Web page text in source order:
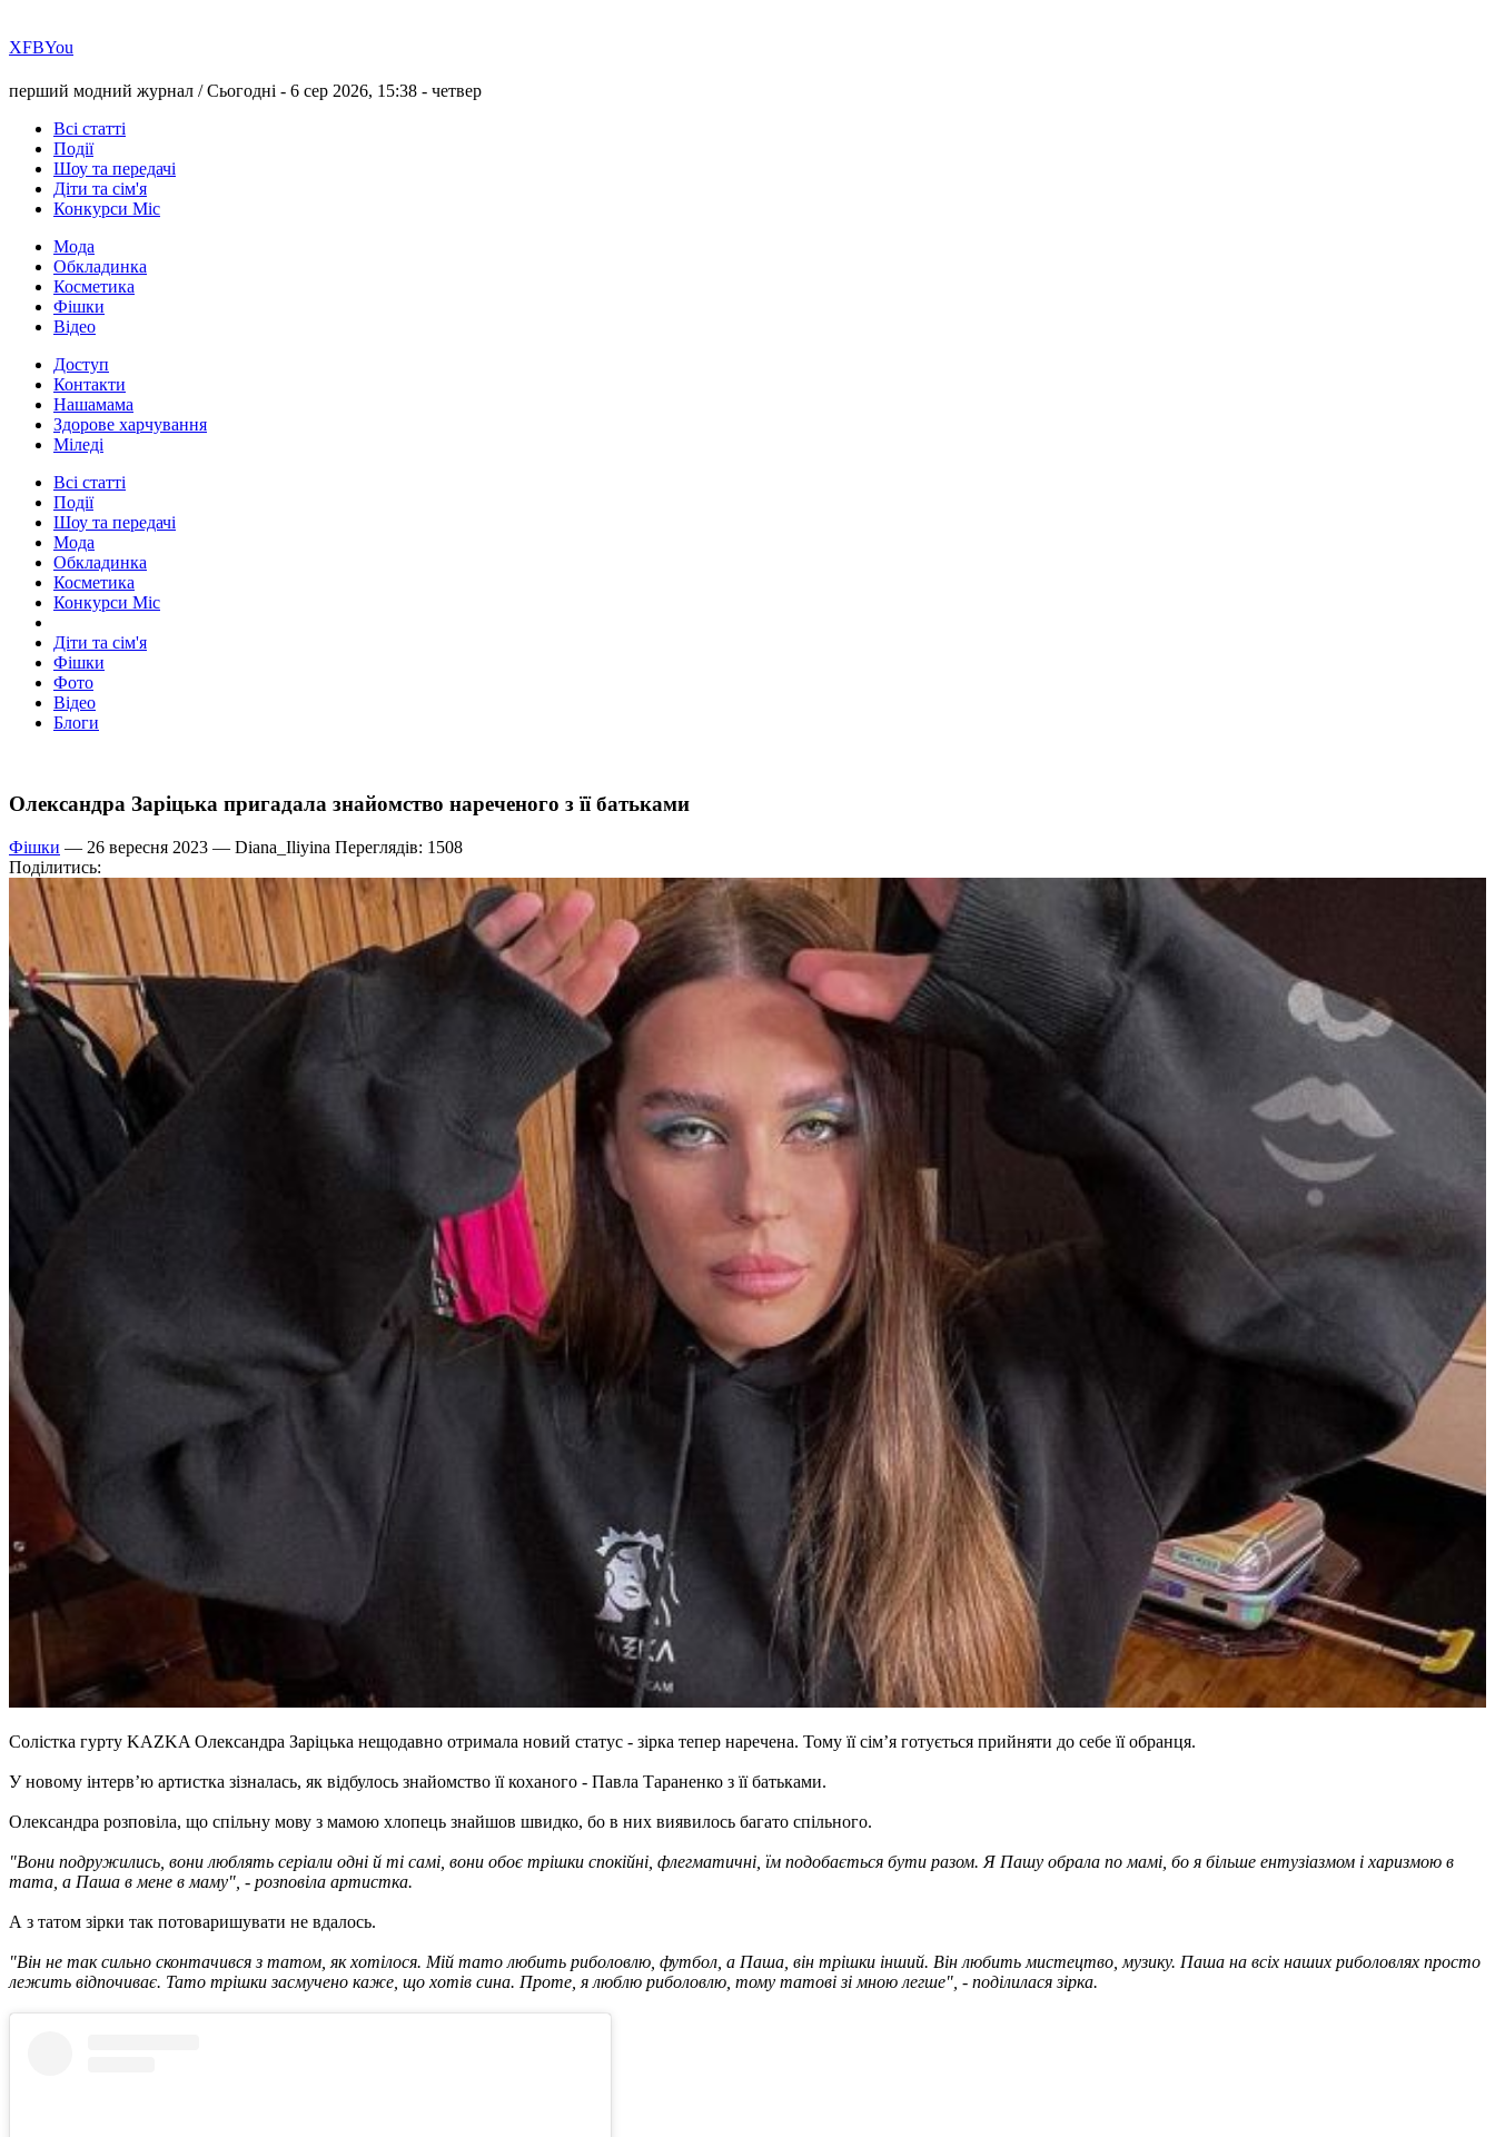
ХFBYou
перший модний журнал /Сьогодні - 6 сер 2026, 15:38 - четвер
Всі статті
Події
Шоу та передачі
Діти та сім'я
Конкурси Міс
Мода
Обкладинка
Косметика
Фішки
Відео
Доступ
Контакти
Нашамама
Здорове харчування
Міледі
Всі статті
Події
Шоу та передачі
Мода
Обкладинка
Косметика
Конкурси Міс
Діти та сім'я
Фішки
Фото
Відео
Блоги
Олександра Заріцька пригадала знайомство нареченого з її батьками
Фішки — 26 вересня 2023 — Diana_Iliyina Переглядів: 1508
Поділитись:
Солістка гурту KAZKA Олександра Заріцька нещодавно отримала новий статус - зірка тепер наречена. Тому її сім’я готується прийняти до себе її обранця.
У новому інтерв’ю артистка зізналась, як відбулось знайомство її коханого - Павла Тараненко з її батьками.
Олександра розповіла, що спільну мову з мамою хлопець знайшов швидко, бо в них виявилось багато спільного.
"Вони подружились, вони люблять серіали одні й ті самі, вони обоє трішки спокійні, флегматичні, їм подобається бути разом. Я Пашу обрала по мамі, бо я більше ентузіазмом і харизмою в
тата, а Паша в мене в маму", - розповіла артистка.
А з татом зірки так потоваришувати не вдалось.
"Він не так сильно сконтачився з татом, як хотілося. Мій тато любить риболовлю, футбол, а Паша, він трішки інший. Він любить мистецтво, музику. Паша на всіх наших риболовлях просто
лежить відпочиває. Тато трішки засмучено каже, що хотів сина. Проте, я люблю риболовлю, тому татові зі мною легше", - поділилася зірка.